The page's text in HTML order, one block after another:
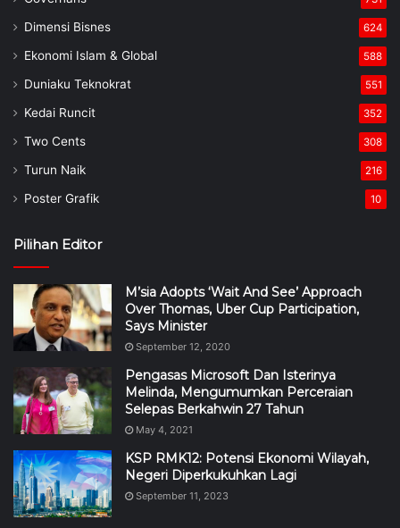
Dimensi Bisnes 624
Ekonomi Islam & Global 588
Duniaku Teknokrat 551
Kedai Runcit 352
Two Cents 308
Turun Naik 216
Poster Grafik 10
Pilihan Editor
M’sia Adopts ‘Wait And See’ Approach
Over Thomas, Uber Cup Participation,
Says Minister
September 12, 2020
Pengasas Microsoft Dan Isterinya
Melinda, Mengumumkan Perceraian
Selepas Berkahwin 27 Tahun
May 4, 2021
KSP RMK12: Potensi Ekonomi Wilayah,
Negeri Diperkukuhkan Lagi
September 11, 2023